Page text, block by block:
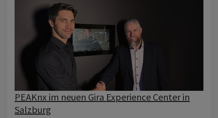
PEAKnx im neuen Gira Experience Center in
Salzburg